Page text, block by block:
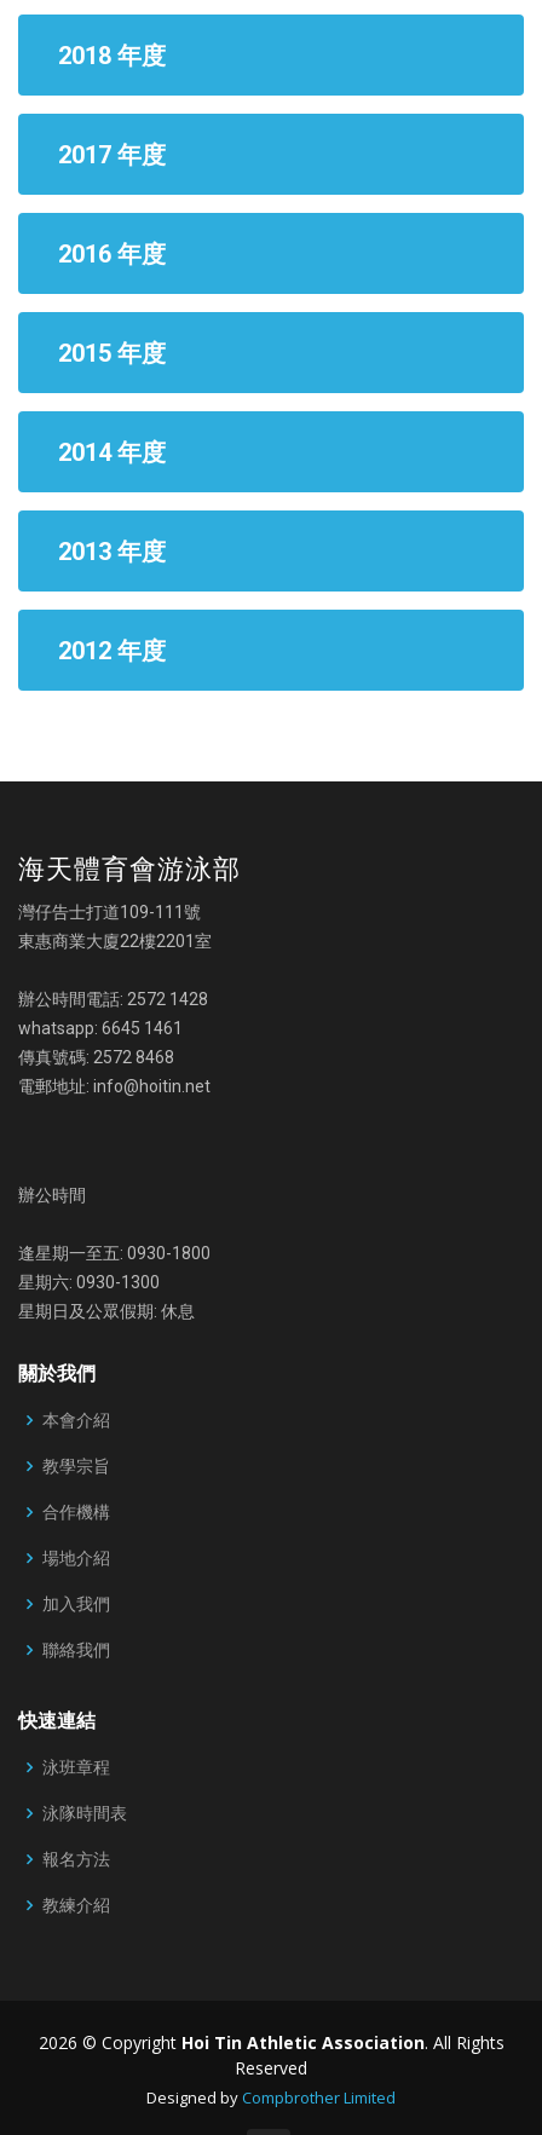
2018 年度
2017 年度
2016 年度
2015 年度
2014 年度
2013 年度
2012 年度
海天體育會游泳部
灣仔告士打道109-111號
東惠商業大廈22樓2201室
辦公時間電話: 2572 1428
whatsapp: 6645 1461
傳真號碼: 2572 8468
電郵地址: info@hoitin.net
辦公時間
逢星期一至五: 0930-1800
星期六: 0930-1300
星期日及公眾假期: 休息
關於我們
本會介紹
教學宗旨
合作機構
場地介紹
加入我們
聯絡我們
快速連結
泳班章程
泳隊時間表
報名方法
教練介紹
2026 © Copyright Hoi Tin Athletic Association. All Rights
Reserved
Designed byCompbrother Limited